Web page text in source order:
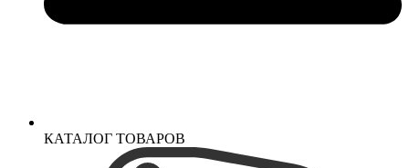
КАТАЛОГ ТОВАРОВ